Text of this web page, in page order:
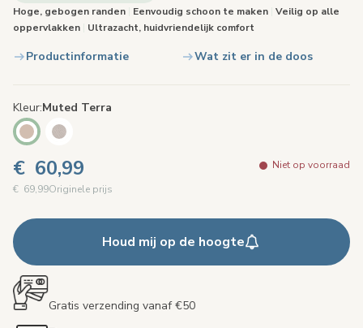
Hoge, gebogen randen
Eenvoudig schoon te maken Veilig op alle
oppervlakken
Ultrazacht, huidvriendelijk comfort
Productinformatie Wat zit er in de doos
Kleur Muted Terra
€ 60,99
€ 69,99Originele prijs
Niet op voorraad
Houd mij op de hoogte
Gratis verzending vanaf €50